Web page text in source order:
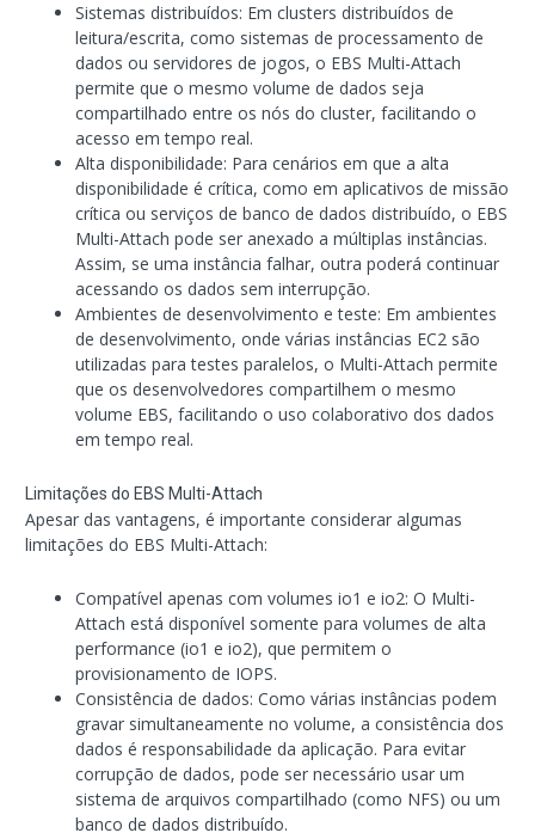
Sistemas distribuídos: Em clusters distribuídos de
leitura/escrita, como sistemas de processamento de
dados ou servidores de jogos, o EBS Multi-Attach
permite que o mesmo volume de dados seja
compartilhado entre os nós do cluster, facilitando o
acesso em tempo real.
Alta disponibilidade: Para cenários em que a alta
disponibilidade é crítica, como em aplicativos de missão
crítica ou serviços de banco de dados distribuído, o EBS
Multi-Attach pode ser anexado a múltiplas instâncias.
Assim, se uma instância falhar, outra poderá continuar
acessando os dados sem interrupção.
Ambientes de desenvolvimento e teste: Em ambientes
de desenvolvimento, onde várias instâncias EC2 são
utilizadas para testes paralelos, o Multi-Attach permite
que os desenvolvedores compartilhem o mesmo
volume EBS, facilitando o uso colaborativo dos dados
em tempo real.
Limitações do EBS Multi-Attach
Apesar das vantagens, é importante considerar algumas
limitações do EBS Multi-Attach:
Compatível apenas com volumes io1 e io2: O Multi-
Attach está disponível somente para volumes de alta
performance (io1 e io2), que permitem o
provisionamento de IOPS.
Consistência de dados: Como várias instâncias podem
gravar simultaneamente no volume, a consistência dos
dados é responsabilidade da aplicação. Para evitar
corrupção de dados, pode ser necessário usar um
sistema de arquivos compartilhado (como NFS) ou um
banco de dados distribuído.